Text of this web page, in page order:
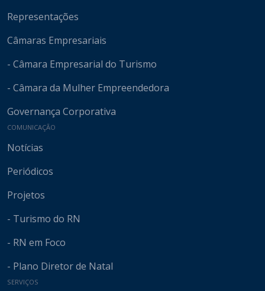
Representações
Câmaras Empresariais
- Câmara Empresarial do Turismo
- Câmara da Mulher Empreendedora
Governança Corporativa
COMUNICAÇÃO
Notícias
Periódicos
Projetos
- Turismo do RN
- RN em Foco
- Plano Diretor de Natal
SERVIÇOS